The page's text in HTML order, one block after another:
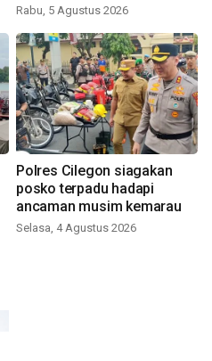
Rabu, 5 Agustus 2026
Polres Cilegon siagakan
posko terpadu hadapi
ancaman musim kemarau
Selasa, 4 Agustus 2026